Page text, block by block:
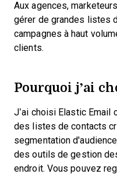
Aux agences,
gérer de grandes listes
campagnes à haut
clients.
Pourquoi j’ai
J’ai choisi Elastic Email
des listes de contacts
segmentation
des outils de gestion
endroit. Vous pouvez